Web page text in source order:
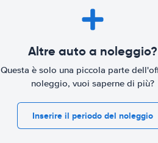
Altre auto a noleggio?
Questa è solo una piccola parte
noleggio, vuoi saperne di più?
Inserire il periodo del noleggio